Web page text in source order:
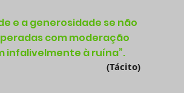
e a generosidade se não
com moderação
infalivelmente à ruína”.
(Tácito)